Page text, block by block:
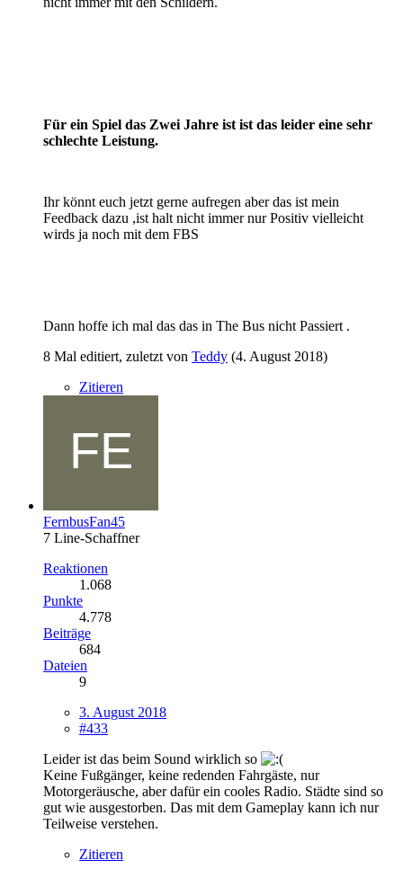
Für ein Spiel das Zwei Jahre ist ist das leider eine sehr
schlechte Leistung.
Ihr könnt euch jetzt gerne aufregen aber das ist mein
Feedback dazu ,ist halt nicht immer nur Positiv vielleicht
wirds ja noch mit dem FBS
Dann hoffe ich mal das das in The Bus nicht Passiert .
8 Mal editiert, zuletzt von Teddy (4. August 2018)
Zitieren
FernbusFan45
7 Line-Schaffner
Reaktionen
1.068
Punkte
4.778
Beiträge
684
Dateien
9
3. August 2018
#433
Leider ist das beim Sound wirklich so
Keine Fußgänger, keine redenden Fahrgäste, nur
Motorgeräusche, aber dafür ein cooles Radio. Städte sind so
gut wie ausgestorben. Das mit dem Gameplay kann ich nur
Teilweise verstehen.
Zitieren